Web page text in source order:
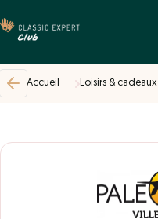
Accueil Loisirs & cadeaux